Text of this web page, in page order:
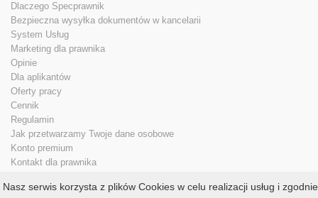
Dlaczego Specprawnik
Bezpieczna wysyłka dokumentów w kancelarii
System Usług
Marketing dla prawnika
Opinie
Dla aplikantów
Oferty pracy
Cennik
Regulamin
Jak przetwarzamy Twoje dane osobowe
Konto premium
Kontakt dla prawnika
Copyright © 2013 - 2026specprawnik.pl
Nasz serwis korzysta z plików Cookies w celu realizacji usług i